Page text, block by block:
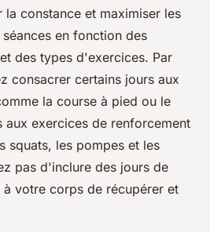
constance et maximiser les
en fonction des
des types d'exercices. Par
consacrer certains jours aux
la course à pied ou le
exercices de renforcement
squats, les pompes et les
pas d'inclure des jours de
votre corps de récupérer et